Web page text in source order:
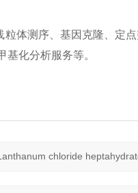
体测序、基因克隆、定
化分析服务等。